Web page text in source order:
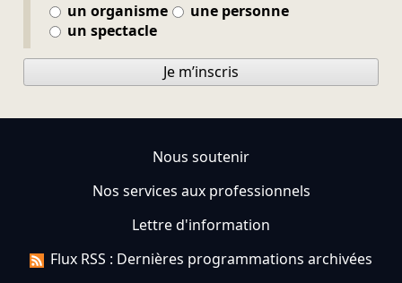
un organisme
une personne
un spectacle
Je m’inscris
Nous soutenir
Nos services aux professionnels
Lettre d'information
Flux RSS : Dernières programmations archivées